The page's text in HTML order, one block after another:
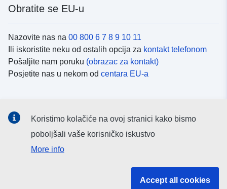
Obratite se EU-u
Nazovite nas na 00 800 6 7 8 9 10 11
Ili iskoristite neku od ostalih opcija za kontakt telefonom
Pošaljite nam poruku (obrazac za kontakt)
Posjetite nas u nekom od centara EU-a
Potražite kanale EU-a nadruštvenim mrežama
Koristimo kolačiće na ovoj stranici kako bismo
poboljšali vaše korisničko iskustvo
More info
Accept all cookies